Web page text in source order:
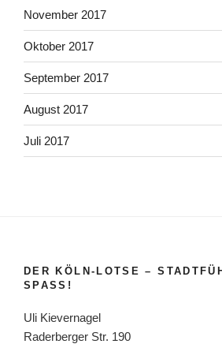
November 2017
Oktober 2017
September 2017
August 2017
Juli 2017
DER KÖLN-LOTSE –
SPASS!
Uli Kievernagel
Raderberger Str. 190